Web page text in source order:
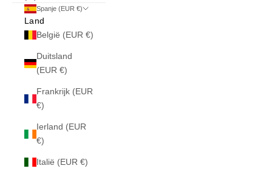
Spanje (EUR €)
Land
België (EUR €)
Duitsland
(EUR €)
Frankrijk (EUR
€)
Ierland (EUR
€)
Italië (EUR €)